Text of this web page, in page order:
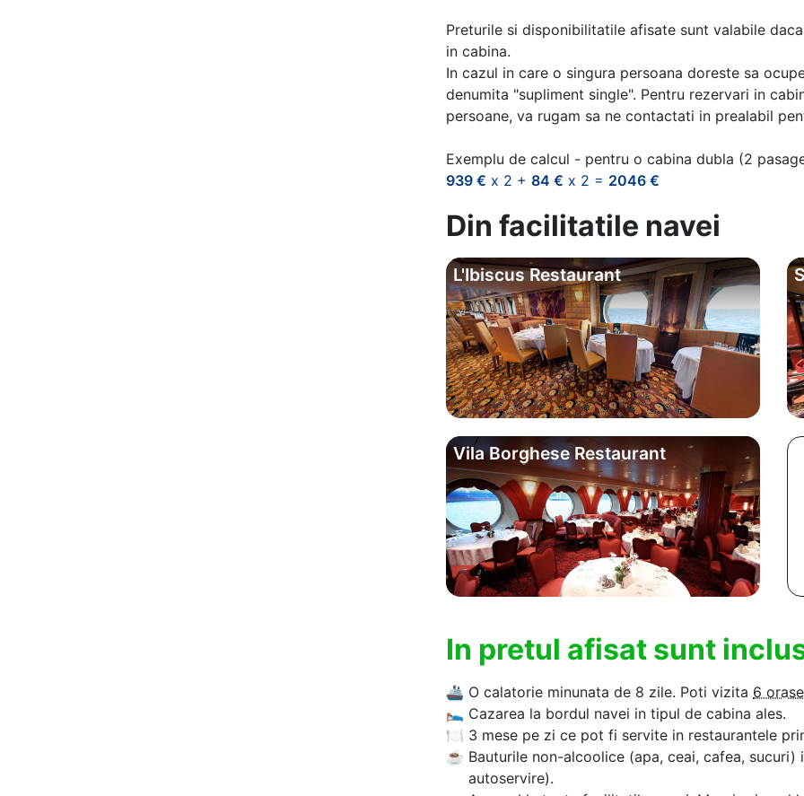
Preturile si disponibilitatile afisate sunt valabile
in cabina.
In cazul in care o singura persoana doreste sa
denumita "supliment single". Pentru rezervari in
persoane, va rugam sa ne contactati in prealabil
Exemplu de calcul - pentru o cabina dubla (2
939 € x 2 + 84 € x 2 = 2046 €
Din facilitatile navei
L'Ibiscus Restaurant
Vila Borghese Restaurant
In pretul afisat sunt
🚢 O calatorie minunata de 8 zile. Poti vizita 6 orase
🛌 Cazarea la bordul navei in tipul de cabina ales.
🍽 3 mese pe zi ce pot fi servite in restaurantele
☕ Bauturile non-alcoolice (apa, ceai, cafea,
autoservire).